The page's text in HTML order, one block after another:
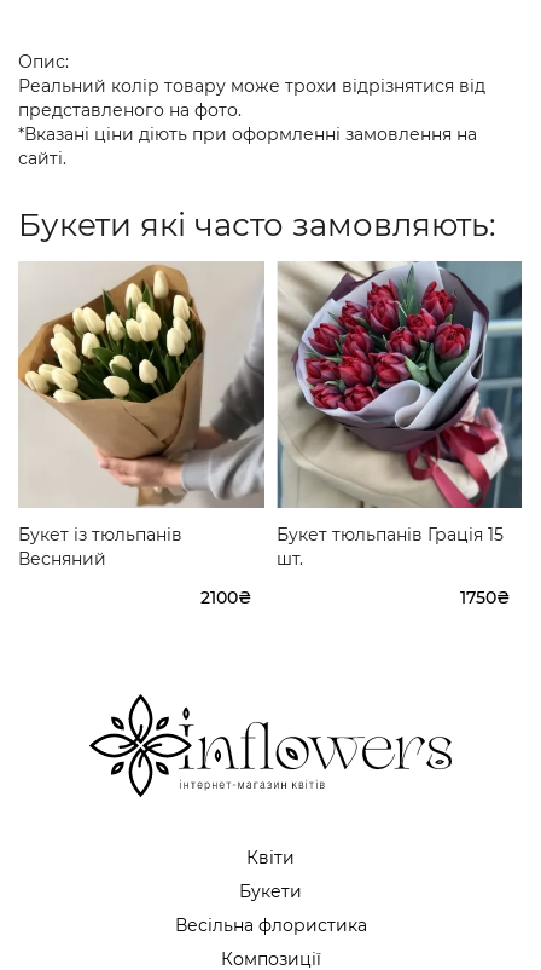
Опис:
Реальний колір товару може трохи відрізнятися від
представленого на фото.
*Вказані ціни діють при оформленні замовлення на
сайті.
Букети які часто замовляють:
Букет із тюльпанів
Весняний
2100₴
Букет тюльпанів Грація 15
шт.
1750₴
Квіти
Букети
Весільна флористика
Композиції